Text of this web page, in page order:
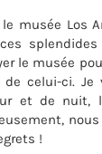
musée Los
splendides
le musée
de celui-ci.
et de nuit,
nous
!